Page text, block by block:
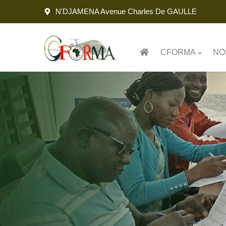
N'DJAMENA Avenue Charles De GAULLE
CFORMA